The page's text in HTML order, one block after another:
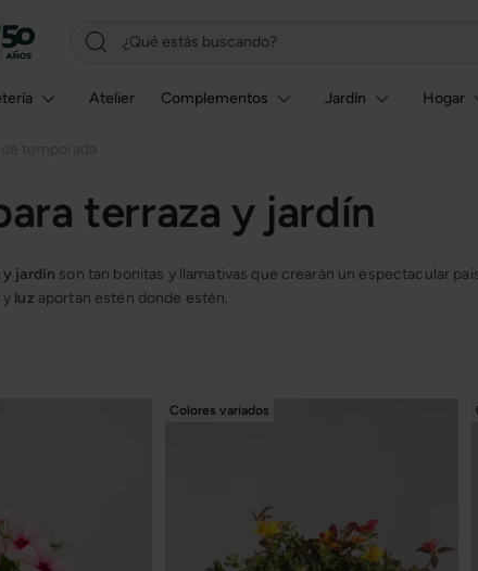
Atelier Complementos Jardín Hogar
terraza y jardín
jardín son tan bonitas y llamativas que crearán un espectacular
y luz aportan estén donde estén.
Colores variados